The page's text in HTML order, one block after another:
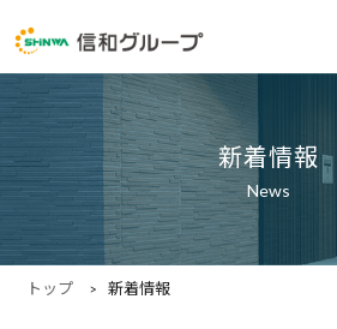
新着情報
News
トップ 新着情報